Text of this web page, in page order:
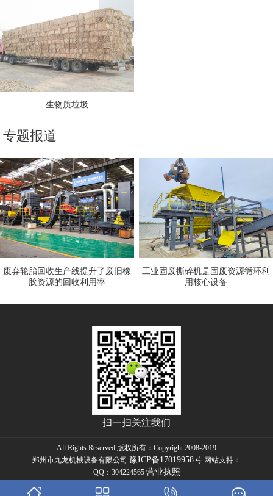
生物质垃圾
专题报道
废弃轮胎回收生产线提升了废旧橡
胶资源的回收利用率
工业固废撕碎机是固废资源循环利
用核心设备
扫一扫关注我们
All Rights Reserved 版权所有：Copyright 2008-2019
郑州市九龙机械设备有限公司 豫ICP备17019958号 网站支持：
QQ：304224565 营业执照